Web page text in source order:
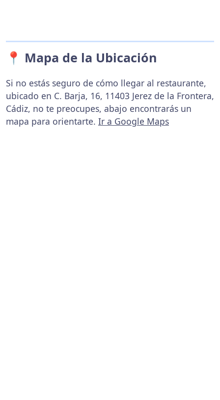
📍 Mapa de la Ubicación
Si no estás seguro de cómo llegar al restaurante,
ubicado en C. Barja, 16, 11403 Jerez de la Frontera,
Cádiz, no te preocupes, abajo encontrarás un
mapa para orientarte. Ir a Google Maps